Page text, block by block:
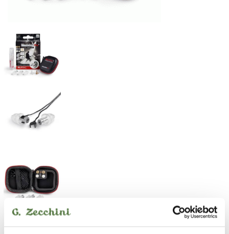
La nuova versione 2019 di MusicSafePRO® offre protezione